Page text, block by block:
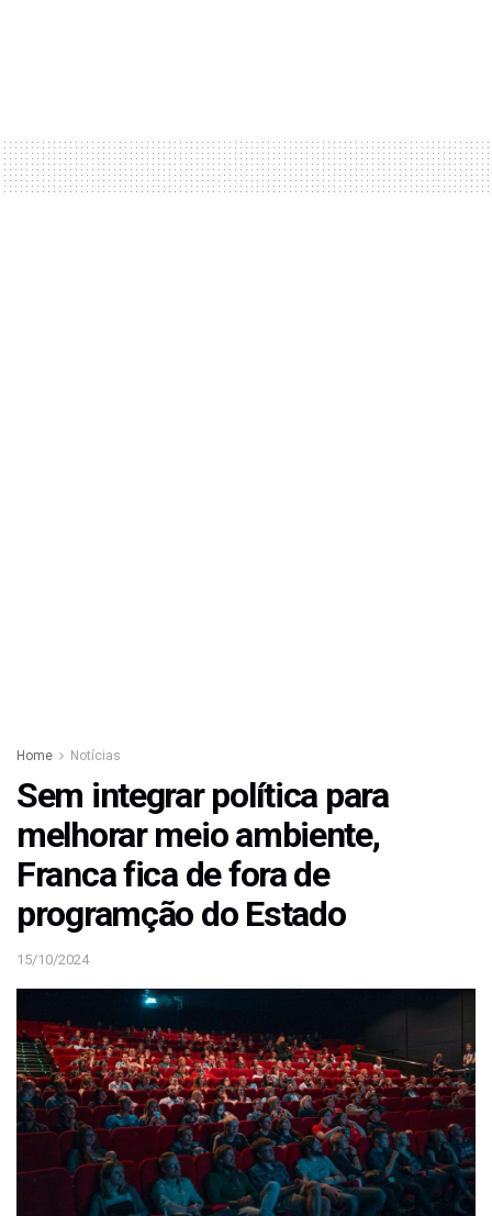
Home Notícias
Sem integrar política para
melhorar meio ambiente,
Franca fica de fora de
programção do Estado
15/10/2024